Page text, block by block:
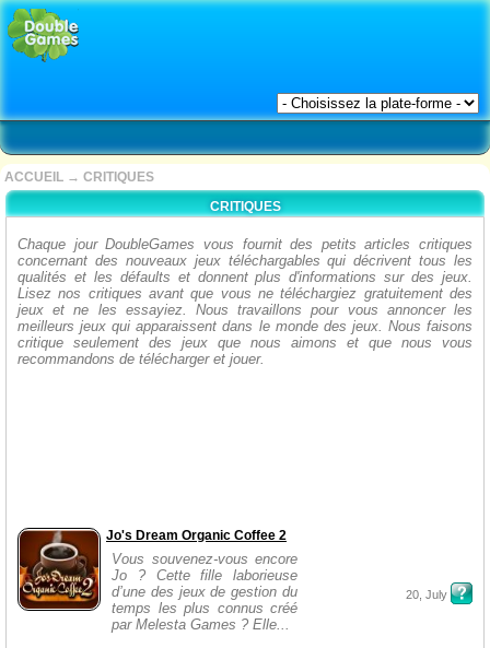
ACCUEIL → CRITIQUES
CRITIQUES
Chaque jour DoubleGames vous fournit des petits articles critiques
concernant des nouveaux jeux téléchargables qui décrivent tous les
qualités et les défaults et donnent plus d'informations sur des jeux.
Lisez nos critiques avant que vous ne téléchargiez gratuitement des
jeux et ne les essayiez. Nous travaillons pour vous annoncer les
meilleurs jeux qui apparaissent dans le monde des jeux. Nous faisons
critique seulement des jeux que nous aimons et que nous vous
recommandons de télécharger et jouer.
Jo's Dream Organic Coffee 2
Vous souvenez-vous encore
Jo ? Cette fille laborieuse
d’une des jeux de gestion du
temps les plus connus créé
par Melesta Games ? Elle...
20, July